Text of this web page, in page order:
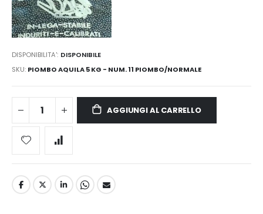
DISPONIBILITA': DISPONIBILE
SKU PIOMBO AQUILA 5 KG - NUM. 11 PIOMBO/NORMALE
AGGIUNGI AL CARRELLO